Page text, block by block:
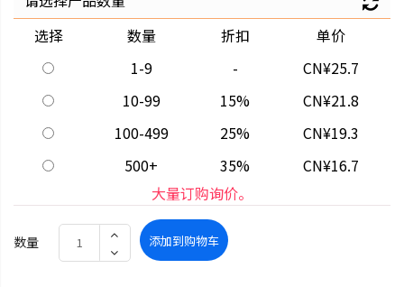
选择
数量 折扣
单价
1-9
-
CN¥25.7
10-99
15%
CN¥21.8
100-499
25%
CN¥19.3
500+
35%
CN¥16.7
大量订购询价。
数量 添加到购物车